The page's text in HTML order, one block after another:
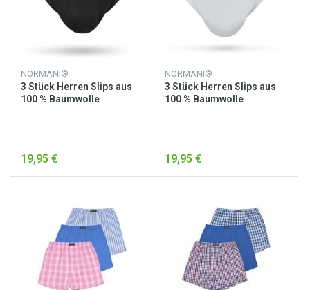
NORMANI®
3 Stück Herren Slips aus
100 % Baumwolle
19,95 €
NORMANI®
3 Stück Herren Slips aus
100 % Baumwolle
19,95 €